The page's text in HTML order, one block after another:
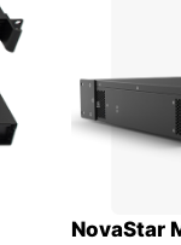
NovaStar